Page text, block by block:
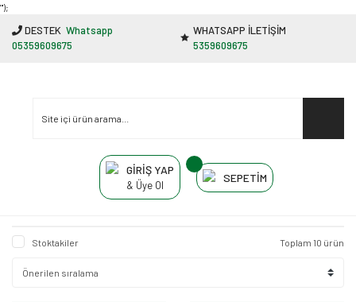
"');
DESTEK Whatsapp
05359609675
WHATSAPP İLETİŞİM
5359609675
GİRİŞ YAP
& Üye Ol
SEPETİM
Stoktakiler Toplam 10 ürün